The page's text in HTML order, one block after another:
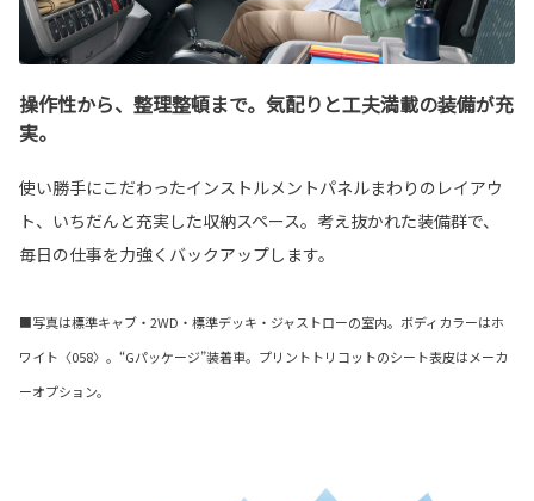
操作性から、整理整頓まで。気配りと工夫満載の装備が充
実。
使い勝手にこだわったインストルメントパネルまわりのレイアウ
ト、いちだんと充実した収納スペース。考え抜かれた装備群で、
毎日の仕事を力強くバックアップします。
■写真は標準キャブ・2WD・標準デッキ・ジャストローの室内。ボディカラーはホ
ワイト〈058〉。“Gパッケージ”装着車。プリントトリコットのシート表皮はメーカ
ーオプション。